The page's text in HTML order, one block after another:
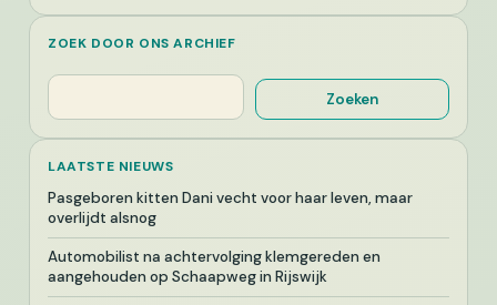
ZOEK DOOR ONS ARCHIEF
Zoeken
Zoeken
LAATSTE NIEUWS
Pasgeboren kitten Dani vecht voor haar leven, maar
overlijdt alsnog
Automobilist na achtervolging klemgereden en
aangehouden op Schaapweg in Rijswijk